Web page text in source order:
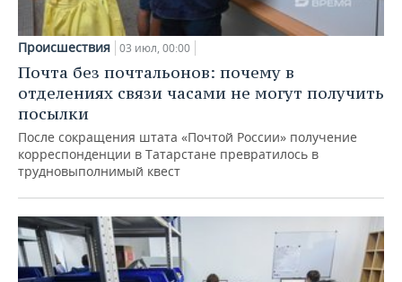
Происшествия 03 июл, 00:00
Почта без почтальонов: почему в
отделениях связи часами не могут получить
посылки
После сокращения штата «Почтой России» получение
корреспонденции в Татарстане превратилось в
трудновыполнимый квест